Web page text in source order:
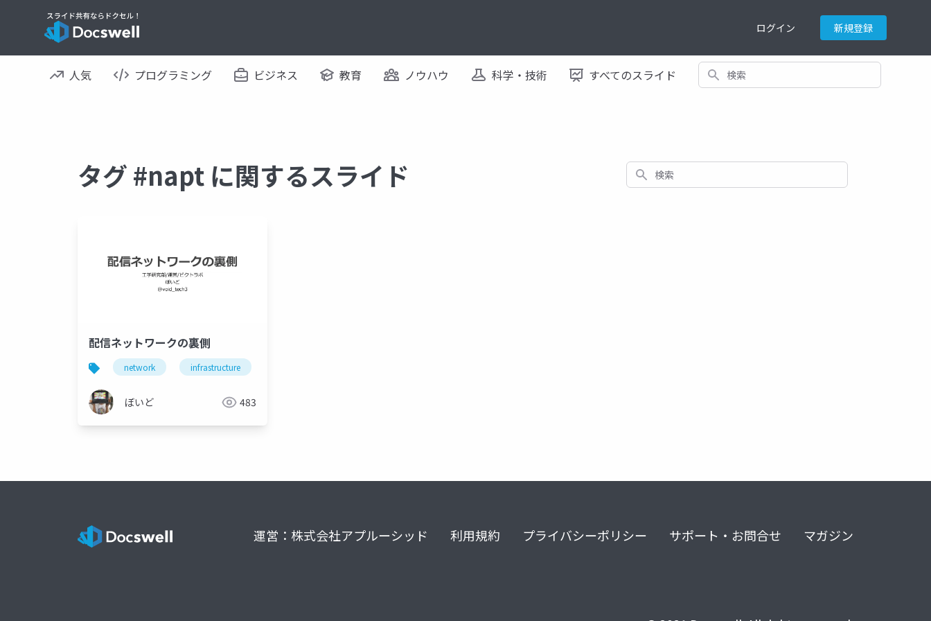
ログイン 新規登録
人気 プログラミング ビジネス 教育 ノウハウ 科学・技術 すべてのスライド 検索
タグ #napt に関するスライド 検索
配信ネットワークの裏側
network infrastructure
ぼいど 483
運営：株式会社アプルーシッド 利用規約 プライバシーポリシー サポート・お問合せ マガジン